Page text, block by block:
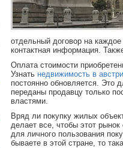
отдельный договор на
контактная информация.
Оплата стоимости
Узнать недвижимость в
постоянно обновляется. Это
переданы продавцу только
властями.
Вряд ли покупку жилых
делает все, чтобы этот
для личного пользования
бываете в этой стране, то